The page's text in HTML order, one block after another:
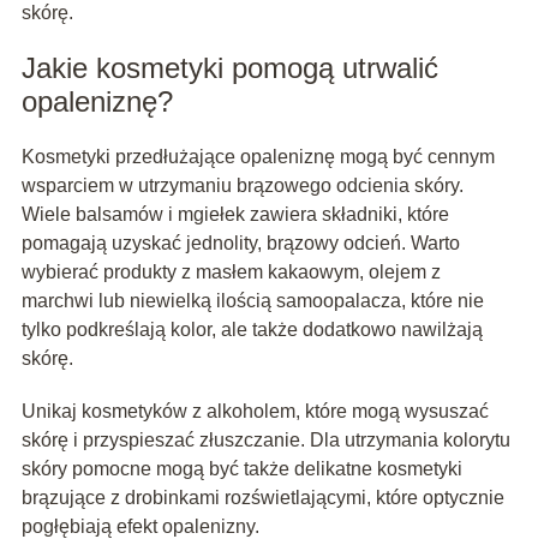
skórę.
Jakie kosmetyki pomogą utrwalić
opaleniznę?
Kosmetyki przedłużające opaleniznę mogą być cennym
wsparciem w utrzymaniu brązowego odcienia skóry.
Wiele balsamów i mgiełek zawiera składniki, które
pomagają uzyskać jednolity, brązowy odcień. Warto
wybierać produkty z masłem kakaowym, olejem z
marchwi lub niewielką ilością samoopalacza, które nie
tylko podkreślają kolor, ale także dodatkowo nawilżają
skórę.
Unikaj kosmetyków z alkoholem, które mogą wysuszać
skórę i przyspieszać złuszczanie. Dla utrzymania kolorytu
skóry pomocne mogą być także delikatne kosmetyki
brązujące z drobinkami rozświetlającymi, które optycznie
pogłębiają efekt opalenizny.